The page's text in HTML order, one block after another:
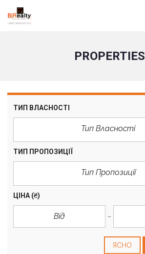
PROPERTIES
ТИП ВЛАСНОСТІ
Тип Власності
ТИП ПРОПОЗИЦІЇ
Тип Пропозиції
ЦІНА (₴)
ЯСНО